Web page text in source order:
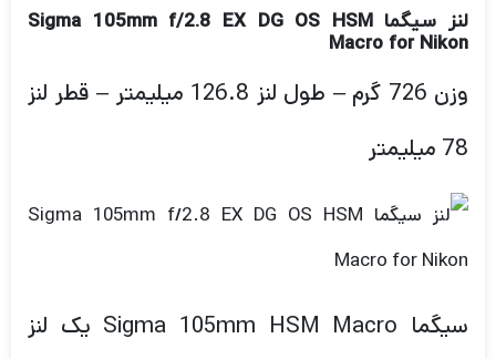
لنز سیگما Sigma 105mm f/2.8 EX DG OS HSM
Macro for Nikon
وزن 726 گرم – طول لنز 126.8 میلیمتر – قطر لنز
78 میلیمتر
سیگما Sigma 105mm HSM Macro یک لنز